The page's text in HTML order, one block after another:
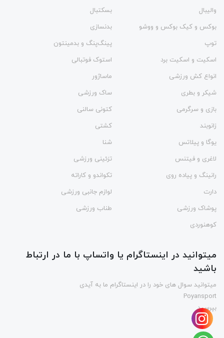
والیبال
بسکتبال
بوکس و کیک بوکس و ووشو
بدنسازی
توپ
پینگ‌پنگ و بدمينتون
اسکیت و اسکیت برد
استوک فوتبالی
انواع کش ورزشی
ماساژور
شیکر و بطری
ساک ورزشی
بازی و سرگرمی
کتونی سالنی
زانوبند
کشتی
یوگا و پیلاتس
شنا
لاغری و فیتنس
تزئینی ورزشی
رانینگ و پیاده روی
تکواندو و کاراته
دارت
لوازم جانبی ورزشی
پوشاک ورزشی
طناب ورزشی
کوهنوردی
میتوانید در اینستاگرام یا واتساپ با ما در ارتباط
باشید
میتوانید سوال های خود را در اینستاگرام ما به آیدی
Poyansport
بپرسید